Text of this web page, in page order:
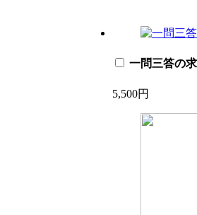
一問三答の
5,500円